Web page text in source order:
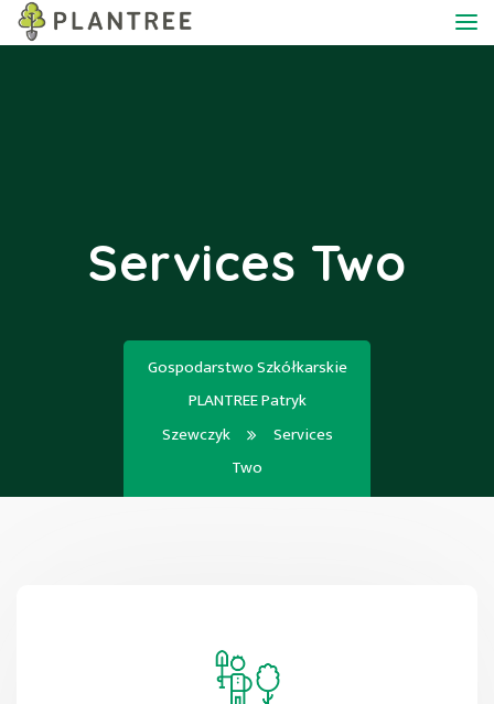
Services Two
Gospodarstwo Szkółkarskie
PLANTREE Patryk
Szewczyk
Services
Two